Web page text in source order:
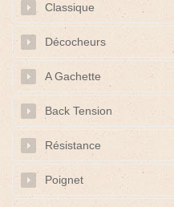
Classique
Décocheurs
A Gachette
Back Tension
Résistance
Poignet